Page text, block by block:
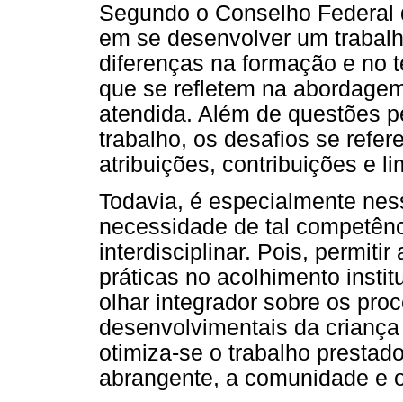
Segundo o Conselho
em se desenvolver um
diferenças na formação e no
que se refletem na
atendida. Além de questões
trabalho, os desafios se
atribuições, contribuições e
Todavia, é especialmente
necessidade de tal
interdisciplinar. Pois, permitir
práticas no acolhimento
olhar integrador sobre os
desenvolvimentais da
otimiza-se o trabalho
abrangente, a comunidade e